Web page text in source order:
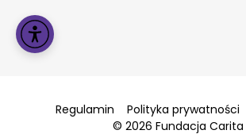
Regulamin Polityka prywatności
© 2026 Fundacja Carita
Menu dostępności